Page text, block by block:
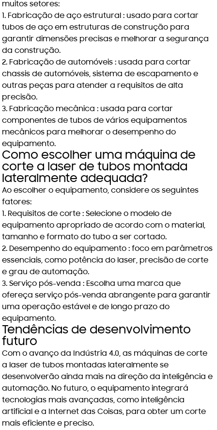
muitos setores:
1. Fabricação de aço estrutural : usado para cortar
tubos de aço em estruturas de construção para
garantir dimensões precisas e melhorar a segurança
da construção.
2. Fabricação de automóveis : usada para cortar
chassis de automóveis, sistema de escapamento e
outras peças para atender a requisitos de alta
precisão.
3. Fabricação mecânica : usada para cortar
componentes de tubos de vários equipamentos
mecânicos para melhorar o desempenho do
equipamento.
Como escolher uma máquina de
corte a laser de tubos montada
lateralmente adequada?
Ao escolher o equipamento, considere os seguintes
fatores:
1. Requisitos de corte : Selecione o modelo de
equipamento apropriado de acordo com o material,
tamanho e formato do tubo a ser cortado.
2. Desempenho do equipamento : foco em parâmetros
essenciais, como potência do laser, precisão de corte
e grau de automação.
3.Serviço pós-venda : Escolha uma marca que
ofereça serviço pós-venda abrangente para garantir
uma operação estável e de longo prazo do
equipamento.
Tendências de desenvolvimento
futuro
Com o avanço da Indústria 4.0, as máquinas de corte
a laser de tubos montadas lateralmente se
desenvolverão ainda mais na direção da inteligência e
automação. No futuro, o equipamento integrará
tecnologias mais avançadas, como inteligência
artificial e a Internet das Coisas, para obter um corte
mais eficiente e preciso.